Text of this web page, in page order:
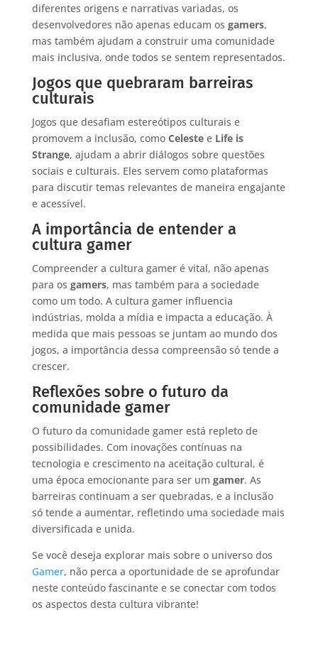
diferentes origens e narrativas variadas, os
desenvolvedores não apenas educam os gamers,
mas também ajudam a construir uma comunidade
mais inclusiva, onde todos se sentem representados.
Jogos que quebraram barreiras
culturais
Jogos que desafiam estereótipos culturais e
promovem a inclusão, como Celestee Life is
Strange, ajudam a abrir diálogos sobre questões
sociais e culturais. Eles servem como plataformas
para discutir temas relevantes de maneira engajante
e acessível.
A importância de entender a
cultura gamer
Compreender a cultura gamer é vital, não apenas
para os gamers, mas também para a sociedade
como um todo. A cultura gamer influencia
indústrias, molda a mídia e impacta a educação. À
medida que mais pessoas se juntam ao mundo dos
jogos, a importância dessa compreensão só tende a
crescer.
Reflexões sobre o futuro da
comunidade gamer
O futuro da comunidade gamer está repleto de
possibilidades. Com inovações contínuas na
tecnologia e crescimento na aceitação cultural, é
uma época emocionante para ser um gamer. As
barreiras continuam a ser quebradas, e a inclusão
só tende a aumentar, refletindo uma sociedade mais
diversificada e unida.
Se você deseja explorar mais sobre o universo dos
Gamer, não perca a oportunidade de se aprofundar
neste conteúdo fascinante e se conectar com todos
os aspectos desta cultura vibrante!